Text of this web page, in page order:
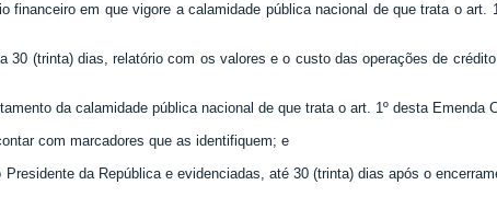
financeiro em que vigore a calamidade pública nacional de que trata o
30 (trinta) dias, relatório com os valores e o custo das operações de
da calamidade pública nacional de que trata o art. 1º desta
com marcadores que as identifiquem; e
da República e evidenciadas, até 30 (trinta) dias após o